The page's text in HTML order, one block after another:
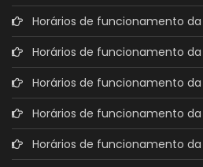
Horários de funcionamento da
Horários de funcionamento da
Horários de funcionamento da
Horários de funcionamento
Horários de funcionamento da